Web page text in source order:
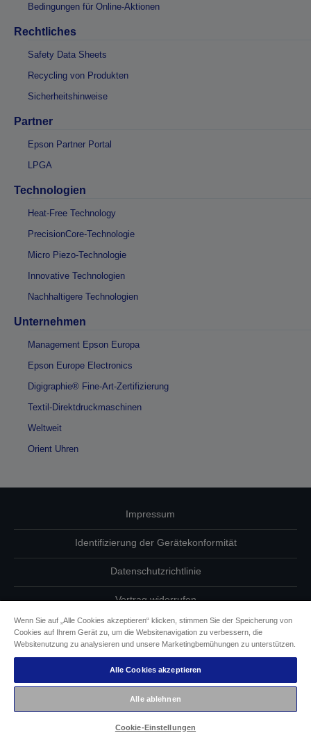
Bedingungen für Online-Aktionen
Rechtliches
Safety Data Sheets
Recycling von Produkten
Sicherheitshinweise
Partner
Epson Partner Portal
LPGA
Technologien
Heat-Free Technology
PrecisionCore-Technologie
Micro Piezo-Technologie
Innovative Technologien
Nachhaltigere Technologien
Unternehmen
Management Epson Europa
Epson Europe Electronics
Digigraphie® Fine-Art-Zertifizierung
Textil-Direktdruckmaschinen
Weltweit
Orient Uhren
Impressum
Identifizierung der Gerätekonformität
Datenschutzrichtlinie
Vertrag widerrufen
Einhaltung der EU-Datenverordnung
Fragen zum Datenschutz
Informationen zu Cookies
Epson Engagement für Barrierefreiheit
Wenn Sie auf „Alle Cookies akzeptieren“ klicken, stimmen Sie der Speicherung von
Cookies auf Ihrem Gerät zu, um die Websitenavigation zu verbessern, die
Websitenutzung zu analysieren und unsere Marketingbemühungen zu unterstützen.
Alle Cookies akzeptieren
Alle ablehnen
Cookie-Einstellungen